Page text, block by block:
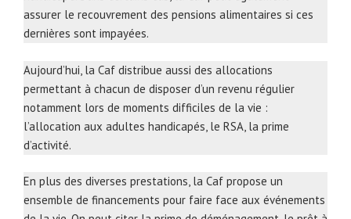
assurer le recouvrement des pensions alimentaires si ces
dernières sont impayées.
Aujourd’hui, la Caf distribue aussi des allocations
permettant à chacun de disposer d’un revenu régulier
notamment lors de moments difficiles de la vie :
l’allocation aux adultes handicapés, le RSA, la prime
d’activité.
En plus des diverses prestations, la Caf propose un
ensemble de financements pour faire face aux événements